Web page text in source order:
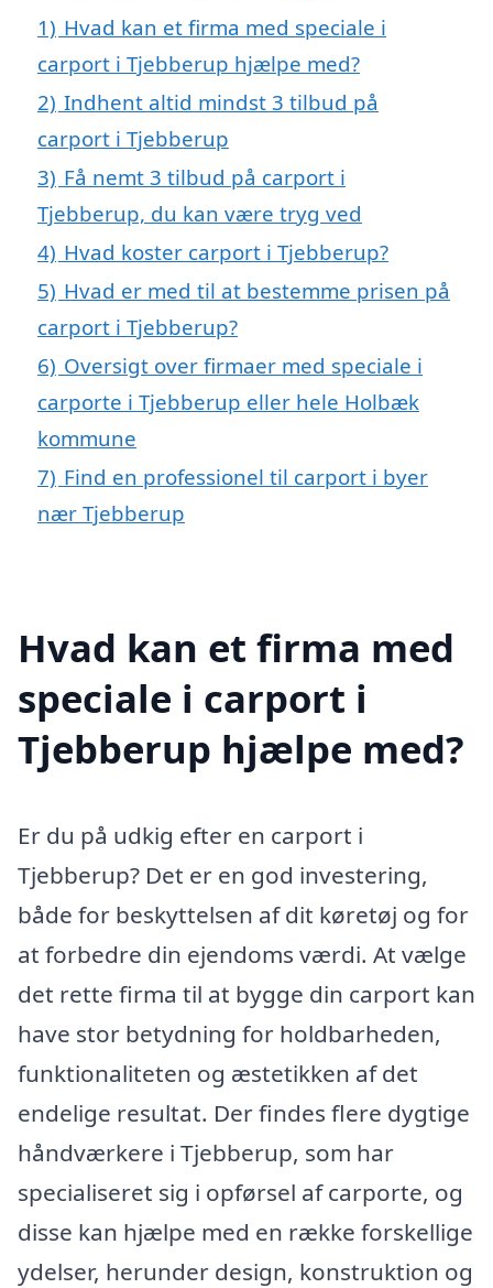
1) Hvad kan et firma med speciale i
carport i Tjebberup hjælpe med?
2) Indhent altid mindst 3 tilbud på
carport i Tjebberup
3) Få nemt 3 tilbud på carport i
Tjebberup, du kan være tryg ved
4) Hvad koster carport i Tjebberup?
5) Hvad er med til at bestemme prisen på
carport i Tjebberup?
6) Oversigt over firmaer med speciale i
carporte i Tjebberup eller hele Holbæk
kommune
7) Find en professionel til carport i byer
nær Tjebberup
Hvad kan et firma med
speciale i carport i
Tjebberup hjælpe med?
Er du på udkig efter en carport i
Tjebberup? Det er en god investering,
både for beskyttelsen af dit køretøj og for
at forbedre din ejendoms værdi. At vælge
det rette firma til at bygge din carport kan
have stor betydning for holdbarheden,
funktionaliteten og æstetikken af det
endelige resultat. Der findes flere dygtige
håndværkere i Tjebberup, som har
specialiseret sig i opførsel af carporte, og
disse kan hjælpe med en række forskellige
ydelser, herunder design, konstruktion og